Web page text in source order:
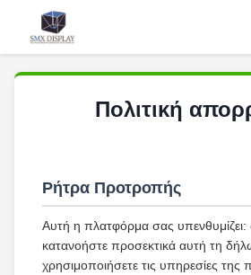
Πολιτική
Ρήτρα Προτροπής
Αυτή η πλατφόρμα σας υπενθυμίζει:
κατανοήστε προσεκτικά αυτή τη
χρησιμοποιήσετε τις υπηρεσίες της